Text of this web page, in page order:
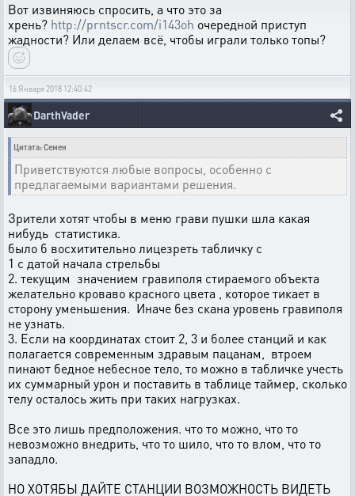
Вот извиняюсь спросить, а что это за
хрень? http://prntscr.com/i143oh очередной приступ
жадности? Или делаем всё, чтобы играли только топы?
16 Января 2018 12:40:42
DarthVader
Цитата: Семен
Приветствуются любые вопросы, особенно с
предлагаемыми вариантами решения.
Зрители хотят чтобы в меню грави пушки шла какая
нибудь статистика.
было б восхитительно лицезреть табличку с
1 с датой начала стрельбы
2. текущим значением гравиполя стираемого объекта
желательно кроваво красного цвета , которое тикает в
сторону уменьшения. Иначе без скана уровень гравиполя
не узнать.
3. Если на координатах стоит 2, 3 и более станций и как
полагается современным здравым пацанам, втроем
пинают бедное небесное тело, то можно в табличке учесть
их суммарный урон и поставить в таблице таймер, сколько
телу осталось жить при таких нагрузках.
Все это лишь предположения. что то можно, что то
невозможно внедрить, что то шило, что то влом, что то
западло.
НО ХОТЯБЫ ДАЙТЕ СТАНЦИИ ВОЗМОЖНОСТЬ ВИДЕТЬ